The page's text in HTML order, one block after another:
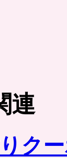
連
ク